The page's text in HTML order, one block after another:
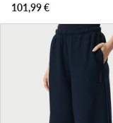
101,99€